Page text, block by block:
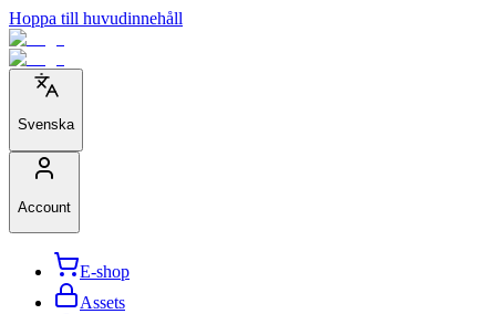
Hoppa till huvudinnehåll
Svenska
Account
E-shop
Assets